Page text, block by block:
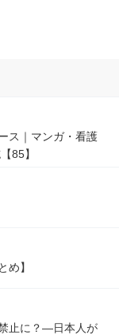
ス｜マンガ・看護
85】
め】
止に？―日本人が